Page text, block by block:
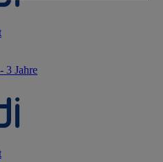
3 Jahre